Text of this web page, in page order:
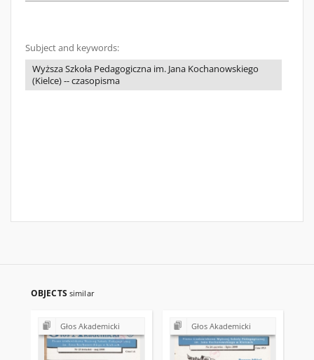
Subject and keywords:
Wyższa Szkoła Pedagogiczna im. Jana Kochanowskiego
(Kielce) -- czasopisma
OBJECTS similar
Głos Akademicki Głos Akademicki